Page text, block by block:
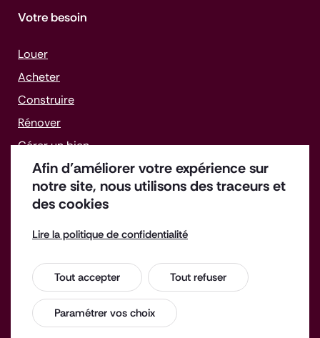
Afin d’améliorer votre expérience sur
notre site, nous utilisons des traceurs et
des cookies
Lire la politique de confidentialité
Tout accepter Tout refuser
Paramétrer vos choix
Votre besoin
Louer
Acheter
Construire
Rénover
Gérer un bien
Faire face aux difficultés
Enquête de satisfaction
Espace Presse
Contact
Mentions légales
Accessibilité : non conforme